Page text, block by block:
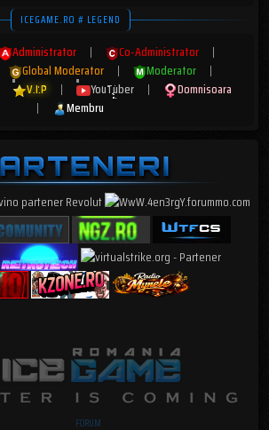
ICEGAME.RO # LEGEND
Administrator | Co-Administrator
|
Global Moderator | Moderator
|
V.I.P | YouTuber |
Domnisoara
|
Membru
FORUM